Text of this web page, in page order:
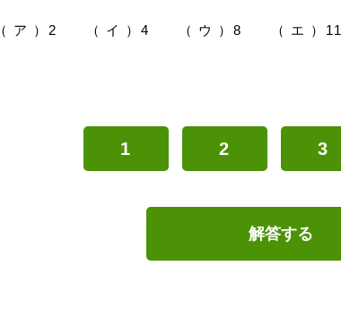
（ ア ）2 （ イ ）4 （ ウ ）8 （ エ ）11
1 2 3
解答する